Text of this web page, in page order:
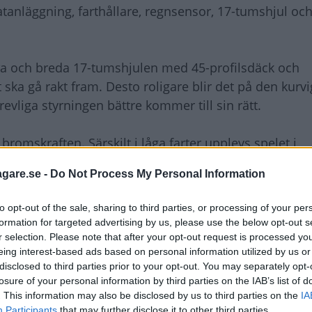
- Do Not Process My Personal Information
opt-out of the sale, sharing to third parties, or processing of your
for targeted advertising by us, please use the below opt-out
selection. Please note that after your opt-out request is processed
interest-based ads based on personal information utilized by us
to third parties prior to your opt-out. You may separately
of your personal information by third parties on the IAB’s list of
This information may also be disclosed by us to third parties on the
farthållare, regnsensor, 17-tumshjul
och breda 17-tumshjulen med 45-profilsdäck och
gå rakt fram. Desto roligare blir det på den
styrningen bättre kommer till sin rätt.
Särskilt i låga farter upplevs spelet i
ryckiga inbromsningar är nästan omöjligt. Det är
är att den kanske känns lite för vuxen för sitt eget
mer direkt, lite råare i karaktären. Den
kicken uteblir på grund av det jämna effektflödet.